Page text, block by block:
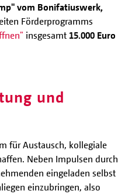
vom Bonifatiuswerk,
Förderprogramms
insgesamt 15.000 Euro
und
für Austausch, kollegiale
Neben Impulsen durch
eingeladen selbst
einzubringen, also